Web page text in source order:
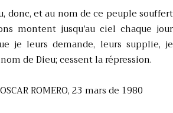
donc, et au nom de ce peuple souffert
montent jusqu'au ciel chaque jour
je leurs demande, leurs supplie, je
de Dieu; cessent la répression.
ROMERO, 23 mars de 1980